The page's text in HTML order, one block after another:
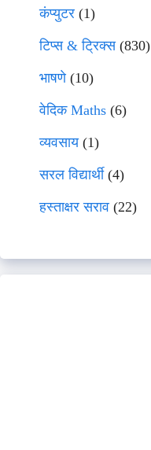
कंप्युटर (1)
टिप्स & ट्रिक्स(830)
भाषणे(10)
वेदिक Maths (6)
व्यवसाय(1)
सरल विद्यार्थी(4)
हस्ताक्षर सराव (22)